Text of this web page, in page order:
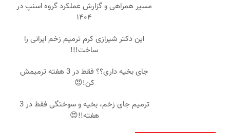
مسیر همراهی و گزارش عملکرد گروه اسنپ در
۱۴۰۴
این دکتر شیرازی کرم ترمیم زخم ایرانی را
ساخت!!!
جای بخیه داری؟؟ فقط در 3 هفته ترمیمش
کن!😍
ترمیم جای زخم، بخیه و سوختگی فقط در 3
هفته!!😍